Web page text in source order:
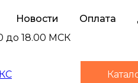
Новости Оплата
до 18.00 МСК